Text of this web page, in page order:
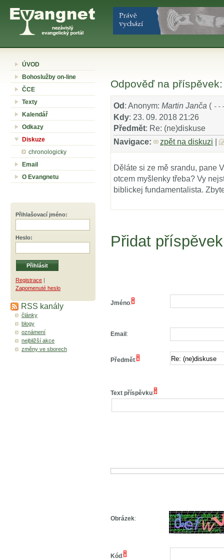
ÚVOD
Bohoslužby on-line
ČCE
Texty
Kalendář
Odkazy
Diskuze
chronologicky
Email
O Evangnetu
Přihlašovací jméno:
Heslo:
Registrace |
Zapomenuté heslo
RSS kanály
články
blogy
oznámení
nejbližší akce
změny ve sborech
Odpověď na
Od : Anonym: Martin Janča (
Kdy: 23. 09. 2018 21:26
Předmět: Re: (ne)diskuse
Navigace:
zpět na diskuzi
Děláte si ze mě srandu, pane
otcem myšlenky třeba? Vy
biblickej fundamentalista.
Přidat
Jméno:*
Email :
Předmět:*
Text příspěvku:*
Obrázek:
Kód :*